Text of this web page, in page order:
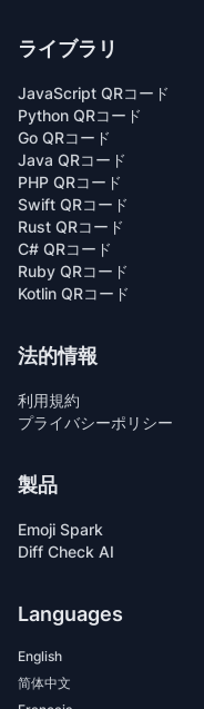
ライブラリ
JavaScript QRコード
Python QRコード
Go QRコード
Java QRコード
PHP QRコード
Swift QRコード
Rust QRコード
C# QRコード
Ruby QRコード
Kotlin QRコード
法的情報
利用規約
プライバシーポリシー
製品
Emoji Spark
Diff Check AI
Languages
English
简体中文